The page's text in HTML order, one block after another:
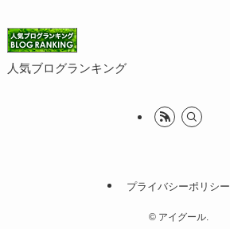
人気ブログランキング
プライバシーポリシー
©アイグール.